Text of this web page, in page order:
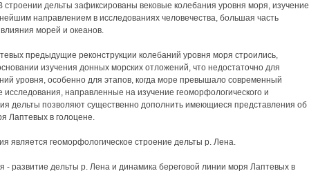
строении дельты зафиксированы вековые колебания уровня моря, изучение
направлением в исследованиях человечества, большая часть
морей и океанов.
предыдущие реконструкции колебаний уровня моря строились,
изучения донных морских отложений, что недостаточно для
уровня, особенно для этапов, когда море превышало современный
направленные на изучение геоморфологического и
дельты позволяют существенно дополнить имеющиеся представления об
Лаптевых в голоцене.
является геоморфологическое строение дельты р. Лена.
- развитие дельты р. Лена и динамика береговой линии моря Лаптевых в